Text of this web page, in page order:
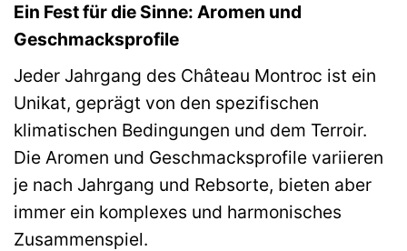
Ein Fest für die Sinne: Aromen und
Geschmacksprofile
Jeder Jahrgang des Château Montroc ist ein
Unikat, geprägt von den spezifischen
klimatischen Bedingungen und dem Terroir.
Die Aromen und Geschmacksprofile variieren
je nach Jahrgang und Rebsorte, bieten aber
immer ein komplexes und harmonisches
Zusammenspiel.